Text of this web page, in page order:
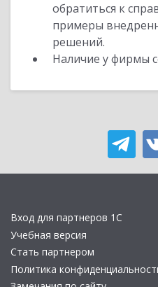
обратиться к
примеры
решений.
Наличие у фирмы
Вход для партнеров 1С
Учебная версия
Стать партнером
Политика